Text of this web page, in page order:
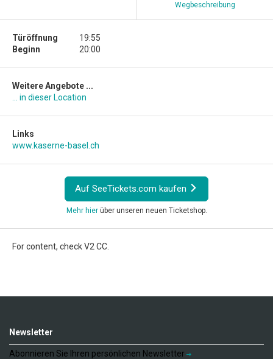
Wegbeschreibung
Türöffnung
Beginn
19:55
20:00
Weitere Angebote ...
... in dieser Location
Links
www.kaserne-basel.ch
Auf SeeTickets.com kaufen
Mehr hierüber unseren neuen Ticketshop.
For content, check V2 CC.
Newsletter
Abonnieren Sie Ihren persönlichen Newsletter